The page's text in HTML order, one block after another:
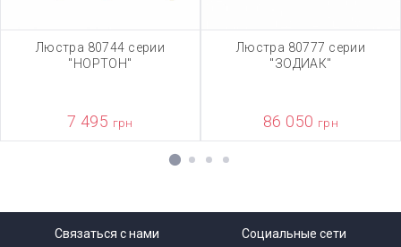
Люстра 80744 серии
"НОРТОН"
7 495 грн
Люстра 80777 серии
"ЗОДИАК"
86 050 грн
1 2 3 4
Связаться с нами Социальные сети